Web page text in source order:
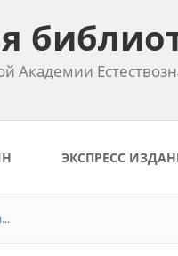
Академии
ЭКСПРЕСС